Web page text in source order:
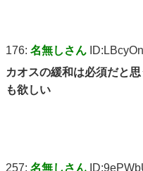
176: 名無しさん
カオスの緩和は必須だと
も欲しい
257: 名無しさん